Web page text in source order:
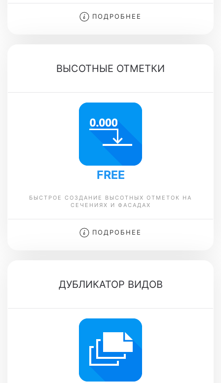
ПОДРОБНЕЕ
ВЫСОТНЫЕ ОТМЕТКИ
FREE
БЫСТРОЕ СОЗДАНИЕ ВЫСОТНЫХ ОТМЕТОК НА
СЕЧЕНИЯХ И ФАСАДАХ
ПОДРОБНЕЕ
ДУБЛИКАТОР ВИДОВ